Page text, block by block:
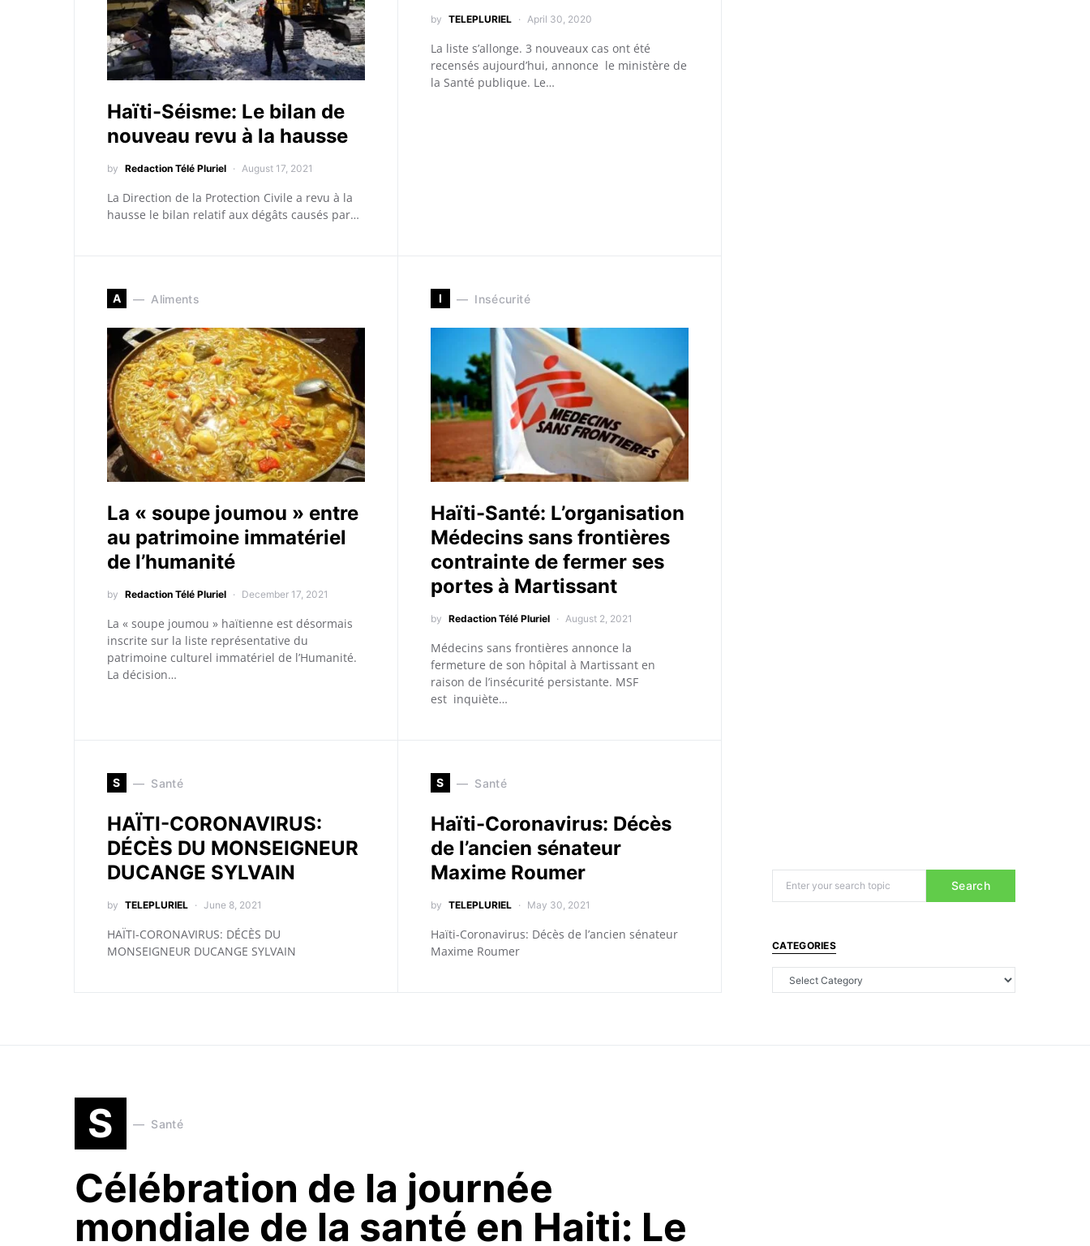
Haïti-Séisme: Le bilan de
nouveau revu à la hausse
by Redaction Télé Pluriel August 17, 2021
La Direction de la Protection Civile a revu à la
hausse le bilan relatif aux dégâts causés par…
by TELEPLURIEL April 30, 2020
La liste s’allonge. 3 nouveaux cas ont été
recensés aujourd’hui, annonce le ministère de
la Santé publique. Le…
A Aliments
La « soupe joumou » entre
au patrimoine immatériel
de l’humanité
by Redaction Télé Pluriel December 17, 2021
La « soupe joumou » haïtienne est désormais
inscrite sur la liste représentative du
patrimoine culturel immatériel de l’Humanité.
La décision…
I Insécurité
Haïti-Santé: L’organisation
Médecins sans frontières
contrainte de fermer ses
portes à Martissant
by Redaction Télé Pluriel August 2, 2021
Médecins sans frontières annonce la
fermeture de son hôpital à Martissant en
raison de l’insécurité persistante. MSF
est inquiète…
S Santé
HAÏTI-CORONAVIRUS:
DÉCÈS DU MONSEIGNEUR
DUCANGE SYLVAIN
by TELEPLURIEL June 8, 2021
HAÏTI-CORONAVIRUS: DÉCÈS DU
MONSEIGNEUR DUCANGE SYLVAIN
S Santé
Haïti-Coronavirus: Décès
de l’ancien sénateur
Maxime Roumer
by TELEPLURIEL May 30, 2021
Haïti-Coronavirus: Décès de l’ancien sénateur
Maxime Roumer
Search
CATEGORIES
S Santé
Célébration de la journée
mondiale de la santé en Haiti: Le